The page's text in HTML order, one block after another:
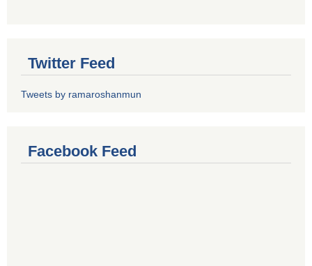
Twitter Feed
Tweets by ramaroshanmun
Facebook Feed